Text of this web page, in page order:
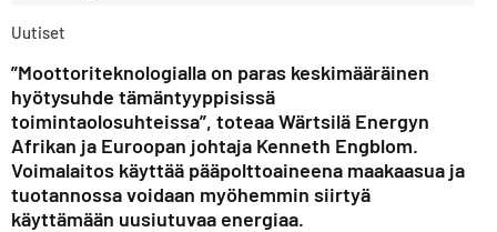
Uutiset
”Moottoriteknologialla on paras keskimääräinen
hyötysuhde tämäntyyppisissä
toimintaolosuhteissa”, toteaa Wärtsilä Energyn
Afrikan ja Euroopan johtaja Kenneth Engblom.
Voimalaitos käyttää pääpolttoaineena maakaasua ja
tuotannossa voidaan myöhemmin siirtyä
käyttämään uusiutuvaa energiaa.